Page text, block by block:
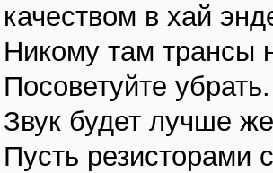
качеством в хай
Никому там трансы
Посоветуйте убрать.
Звук будет лучше
Пусть резисторами